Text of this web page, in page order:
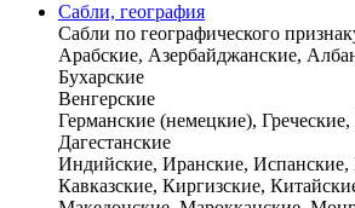
Сабли, география
Сабли по географического
Арабские, Азербайджанские,
Бухарские
Венгерские
Германские (немецкие), Греческие,
Дагестанские
Индийские, Иранские, Испанские,
Кавказские, Киргизские,